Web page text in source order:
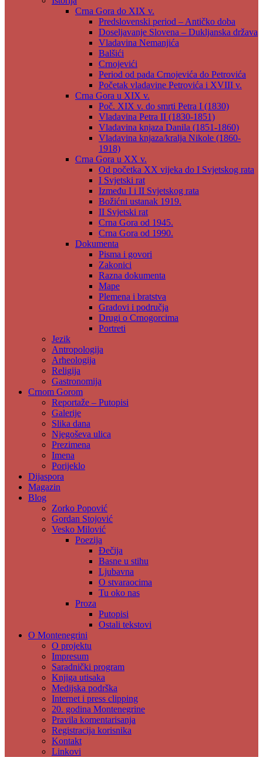
Crna Gora do XIX v.
Predslovenski period – Antičko doba
Doseljavanje Slovena – Dukljanska država
Vladavina Nemanjića
Balšići
Crnojevići
Period od pada Crnojevića do Petrovića
Početak vladavine Petrovića i XVIII v.
Crna Gora u XIX v.
Poč. XIX v. do smrti Petra I (1830)
Vladavina Petra II (1830-1851)
Vladavina knjaza Danila (1851-1860)
Vladavina knjaza/kralja Nikole (1860-
1918)
Crna Gora u XX v.
Od početka XX vijeka do I Svjetskog rata
I Svjetski rat
Između I i II Svjetskog rata
Božićni ustanak 1919.
II Svjetski rat
Crna Gora od 1945.
Crna Gora od 1990.
Dokumenta
Pisma i govori
Zakonici
Razna dokumenta
Mape
Plemena i bratstva
Gradovi i područja
Drugi o Crnogorcima
Portreti
Jezik
Antropologija
Arheologija
Religija
Gastronomija
Crnom Gorom
Reportaže – Putopisi
Galerije
Slika dana
Njegoševa ulica
Prezimena
Imena
Porijeklo
Dijaspora
Magazin
Blog
Zorko Popović
Gordan Stojović
Vesko Milović
Poezija
Đečija
Basne u stihu
Ljubavna
O stvaraocima
Tu oko nas
Proza
Putopisi
Ostali tekstovi
O Montenegrini
O projektu
Impresum
Saradnički program
Knjiga utisaka
Medijska podrška
Internet i press clipping
20. godina Montenegrine
Pravila komentarisanja
Registracija korisnika
Kontakt
Linkovi